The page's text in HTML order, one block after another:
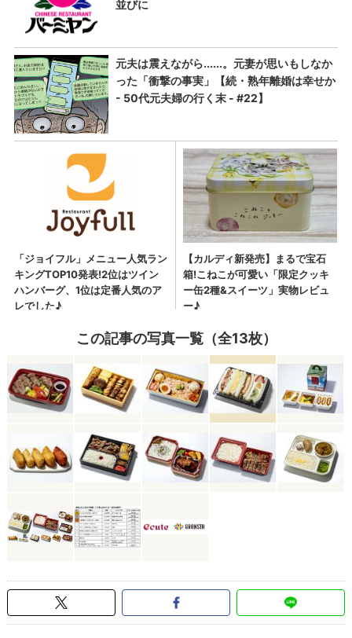
この記事の写真一覧（全13枚）